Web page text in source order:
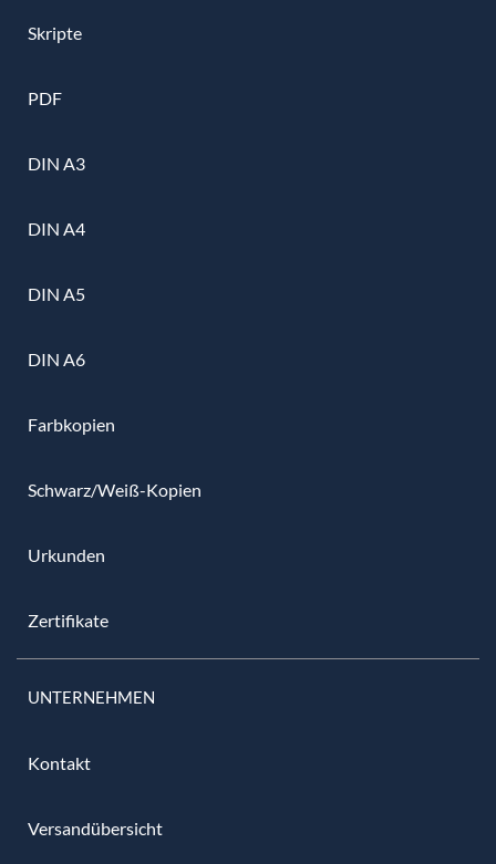
Skripte
PDF
DIN A3
DIN A4
DIN A5
DIN A6
Farbkopien
Schwarz/Weiß-Kopien
Urkunden
Zertifikate
UNTERNEHMEN
Kontakt
Versandübersicht